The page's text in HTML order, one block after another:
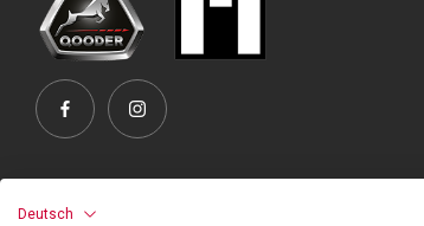
Deutsch